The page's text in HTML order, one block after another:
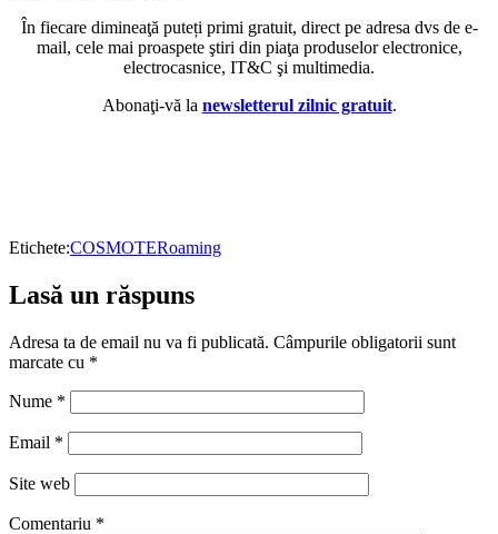
În fiecare dimineaţă puteți primi gratuit, direct pe adresa dvs de e-
mail, cele mai proaspete ştiri din piaţa produselor electronice,
electrocasnice, IT&C şi multimedia.
Abonaţi-vă la newsletterul zilnic gratuit.
Etichete:COSMOTERoaming
Lasă un răspuns
Adresa ta de email nu va fi publicată. Câmpurile obligatorii sunt
marcate cu *
Nume *
Email *
Site web
Comentariu *